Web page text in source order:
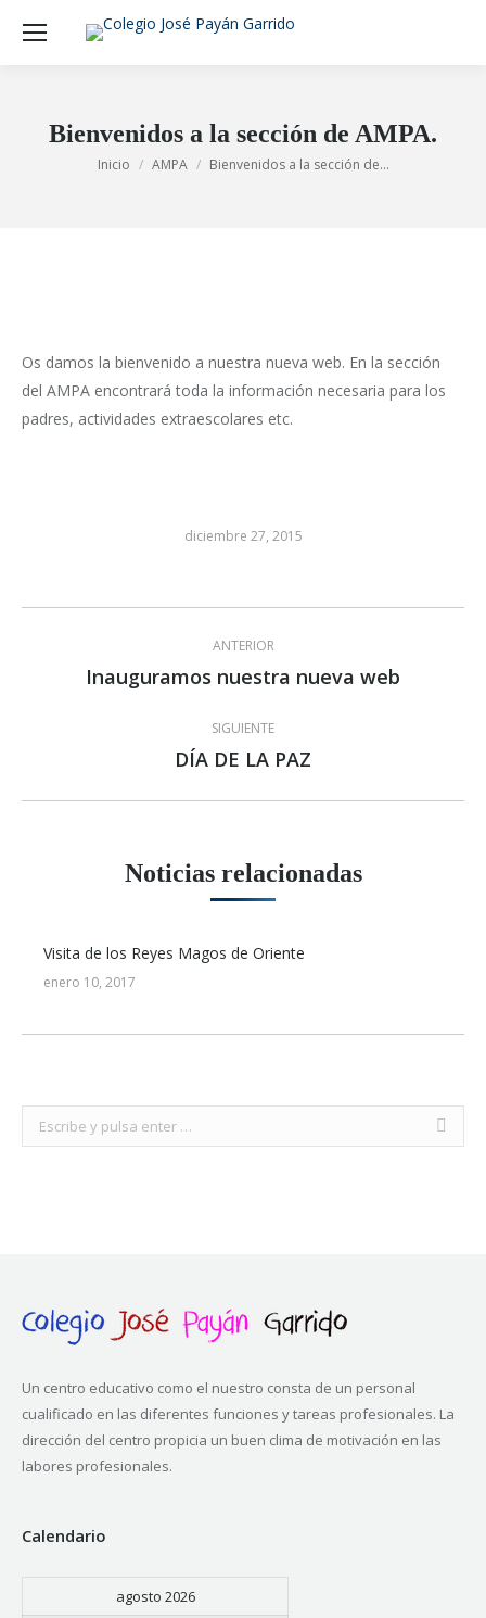
Bienvenidos a la sección de AMPA.
Estás aquí:
Inicio AMPA Bienvenidos a la sección de…
Os damos la bienvenido a nuestra nueva web. En la sección
del AMPA encontrará toda la información necesaria para los
padres, actividades extraescolares etc.
diciembre 27, 2015
entre
publicaciones
ANTERIOR
Publicación
Inauguramos nuestra nueva web
SIGUIENTE
Publicación
DÍA DE LA PAZ
Noticias relacionadas
Visita de los Reyes Magos de Oriente
enero 10, 2017
Buscar:
Un centro educativo como el nuestro consta de un personal
cualificado en las diferentes funciones y tareas profesionales. La
dirección del centro propicia un buen clima de motivación en las
labores profesionales.
Calendario
agosto 2026